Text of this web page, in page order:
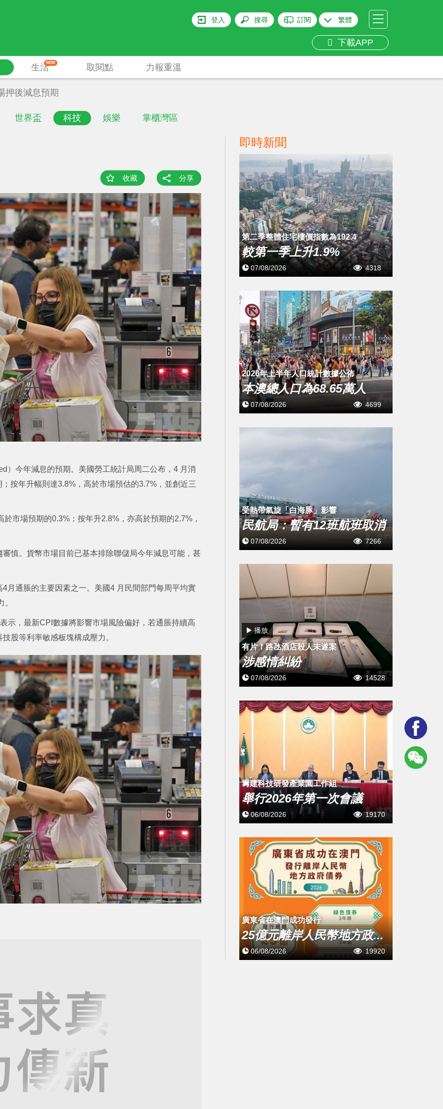
登入 搜尋 訂閱 繁體
下載APP
世界盃 科技 娛樂 掌櫃灣區
生活NEW 取閱點 力報重溫
押後減息預期
收藏 分享
）今年減息的預期。美國勞工統計局周二公布，4 月消
按年升幅則達3.8%，高於市場預估的3.7%，並創近三
市場預期的0.3%；按年升2.8%，亦高於預期的2.7%，
慎。貨幣市場目前已基本排除聯儲局今年減息可能，甚
月通脹的主要因素之一。美國4 月民間部門每周平均實
示，最新CPI數據將影響市場風險偏好，若通脹持續高
股等利率敏感板塊構成壓力。
即時新聞
第二季整體住宅樓價指數為192.4
較第一季上升1.9%
07/08/2026 4318
2026年上半年人口統計數據公佈
本澳總人口為68.65萬人
07/08/2026 4699
受熱帶氣旋「白海豚」影響
民航局：暫有12班航班取消
07/08/2026 7266
播放
有片！路氹酒店殺人未遂案
涉感情糾紛
07/08/2026 14528
籌建科技研發產業園工作組
舉行2026年第一次會議
06/08/2026 19170
廣東省在澳門成功發行
25億元離岸人民幣地方政...
06/08/2026 19920